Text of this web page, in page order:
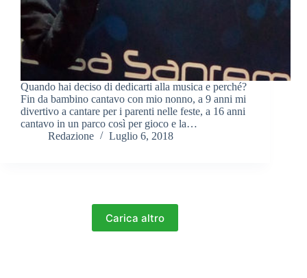
Quando hai deciso di dedicarti alla musica e perché?
Fin da bambino cantavo con mio nonno, a 9 anni mi
divertivo a cantare per i parenti nelle feste, a 16 anni
cantavo in un parco così per gioco e la…
Redazione
Luglio 6, 2018
Carica altro